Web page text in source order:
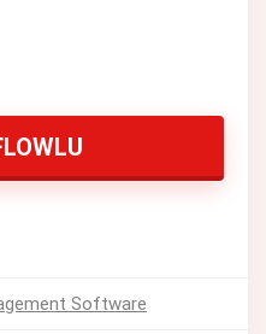
Software